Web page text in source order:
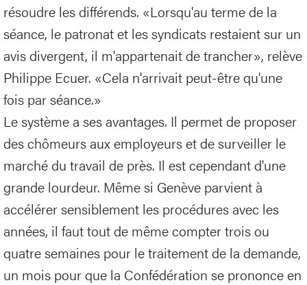
résoudre les différends. «Lorsqu'au terme de la
séance, le patronat et les syndicats restaient sur un
avis divergent, il m'appartenait de trancher», relève
Philippe Ecuer. «Cela n'arrivait peut-être qu'une
fois par séance.»
Le système a ses avantages. Il permet de proposer
des chômeurs aux employeurs et de surveiller le
marché du travail de près. Il est cependant d'une
grande lourdeur. Même si Genève parvient à
accélérer sensiblement les procédures avec les
années, il faut tout de même compter trois ou
quatre semaines pour le traitement de la demande,
un mois pour que la Confédération se prononce en